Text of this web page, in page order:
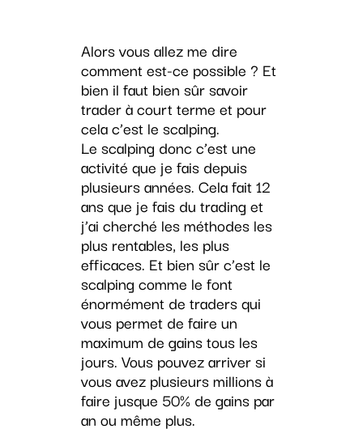
Alors vous allez me dire
comment est-ce possible ? Et
bien il faut bien sûr savoir
trader à court terme et pour
cela c’est le scalping.
Le scalping donc c’est une
activité que je fais depuis
plusieurs années. Cela fait 12
ans que je fais du trading et
j’ai cherché les méthodes les
plus rentables, les plus
efficaces. Et bien sûr c’est le
scalping comme le font
énormément de traders qui
vous permet de faire un
maximum de gains tous les
jours. Vous pouvez arriver si
vous avez plusieurs millions à
faire jusque 50% de gains par
an ou même plus.